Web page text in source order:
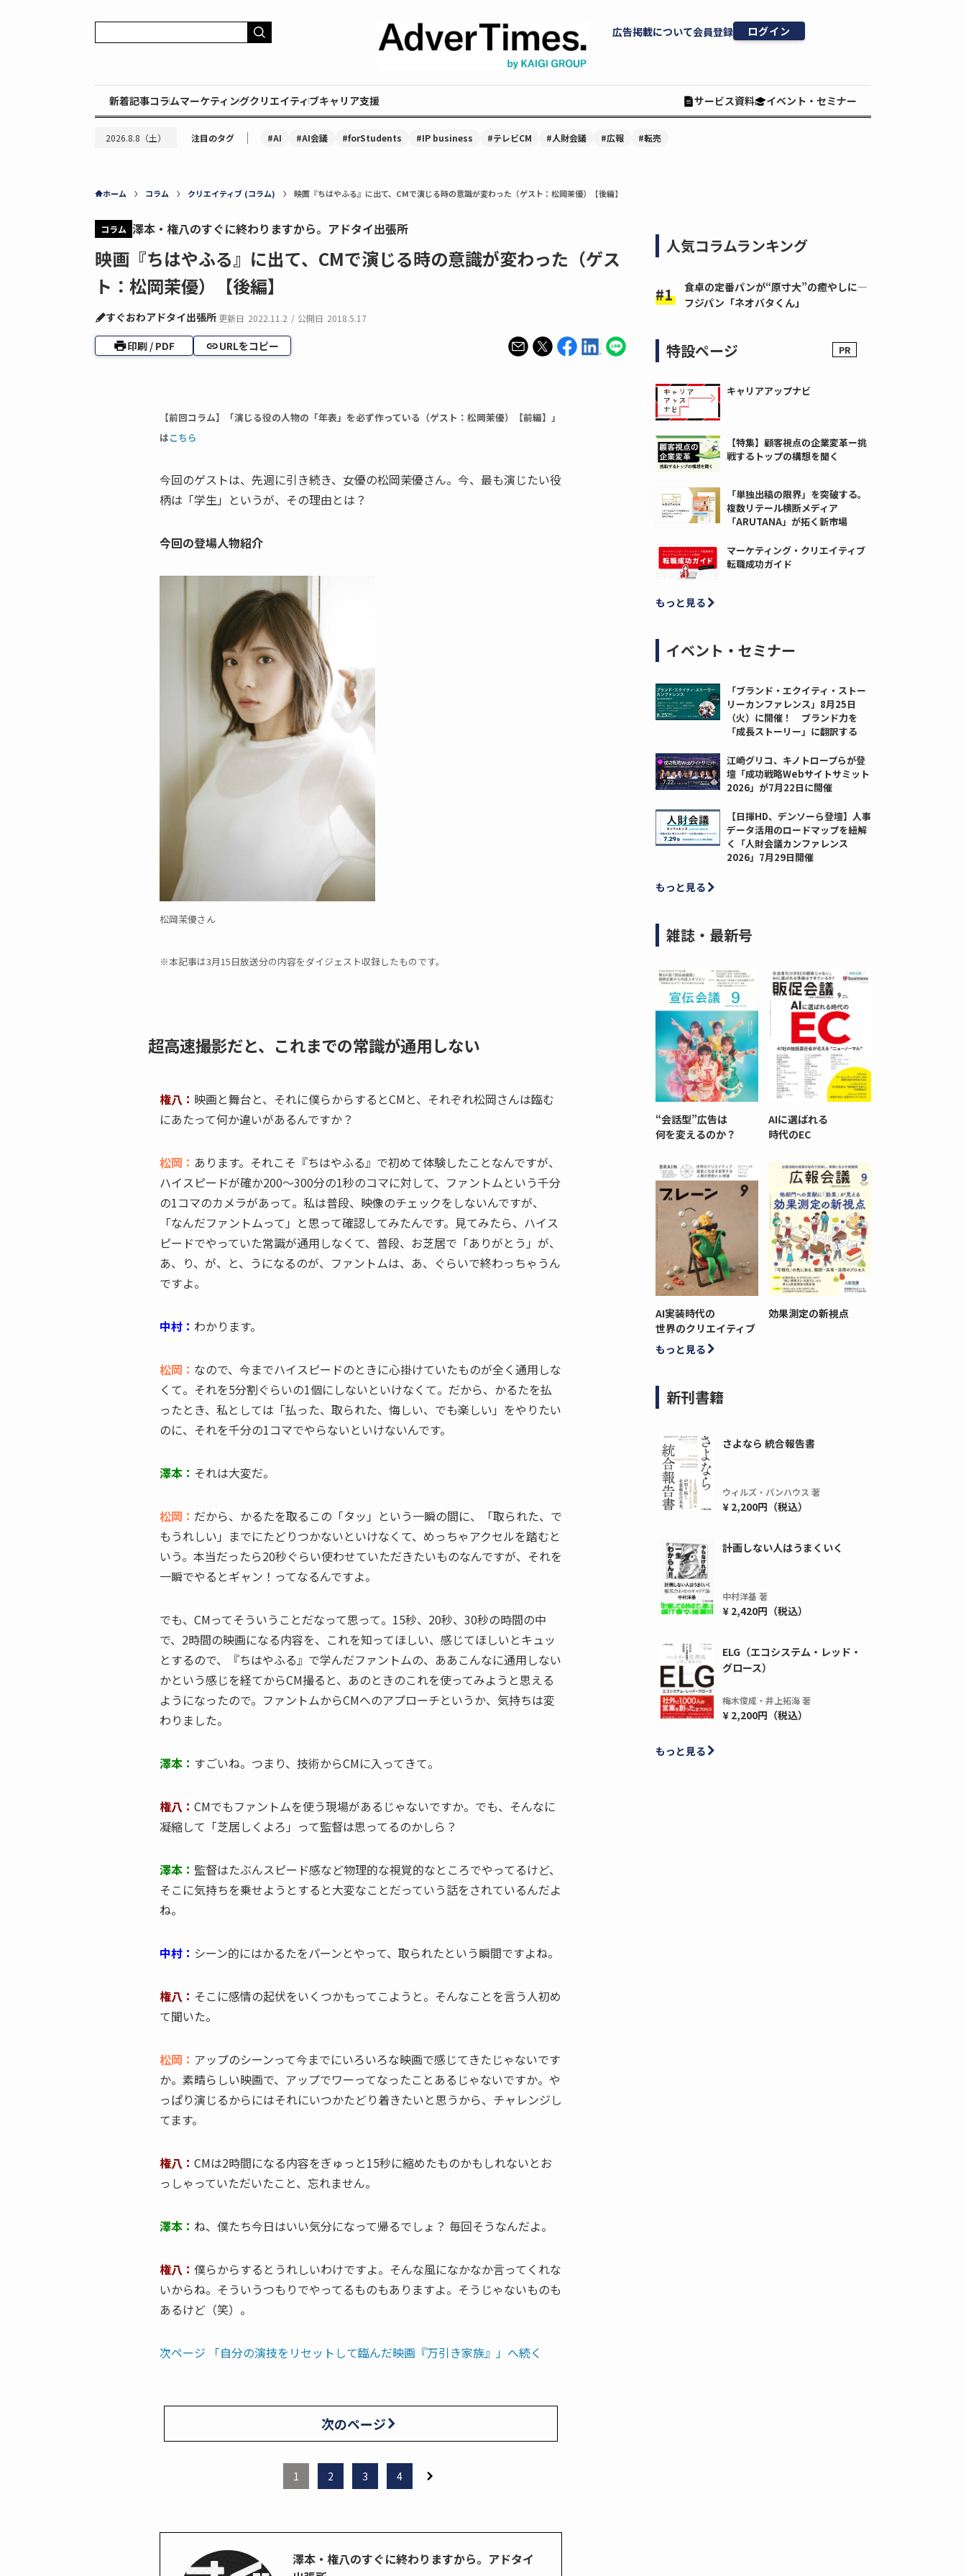
広告掲載について会員登録 ログイン
新着記事コラムマーケティングクリエイティブキャリア支援 サービス資料 イベント・セミナー
2026.8.8（土） 注目のタグ ｜ #AI #AI会議 #forStudents #IP business #テレビCM #人財会議 #広報 #転売
ホーム コラム クリエイティブ (コラム) 映画『ちはやふる』に出て、CMで演じる時の意識が変わった（ゲスト：松岡茉優）【後編】
コラム 澤本・権八のすぐに終わりますから。アドタイ出張所
映画『ちはやふる』に出て、CMで演じる時の意識が変わった（ゲス
ト：松岡茉優）【後編】
すぐおわアドタイ出張所 更新日 2022.11.2 / 公開日 2018.5.17
印刷 / PDF URLをコピー
【前回コラム】「演じる役の人物の「年表」を必ず作っている（ゲスト：松岡茉優）【前編】」
はこちら
今回のゲストは、先週に引き続き、女優の松岡茉優さん。今、最も演じたい役
柄は「学生」というが、その理由とは？
今回の登場人物紹介
松岡茉優さん
※本記事は3月15日放送分の内容をダイジェスト収録したものです。
超高速撮影だと、これまでの常識が通用しない
権八： 映画と舞台と、それに僕らからするとCMと、それぞれ松岡さんは臨む
にあたって何か違いがあるんですか？
松岡： あります。それこそ『ちはやふる』で初めて体験したことなんですが、
ハイスピードが確か200～300分の1秒のコマに対して、ファントムという千分
の1コマのカメラがあって。私は普段、映像のチェックをしないんですが、
「なんだファントムって」と思って確認してみたんです。見てみたら、ハイス
ピードでやっていた常識が通用しなくて、普段、お芝居で「ありがとう」が、
あ、り、が、と、うになるのが、ファントムは、あ、ぐらいで終わっちゃうん
ですよ。
中村： わかります。
松岡： なので、今までハイスピードのときに心掛けていたものが全く通用しな
くて。それを5分割ぐらいの1個にしないといけなくて。だから、かるたを払
ったとき、私としては「払った、取られた、悔しい、でも楽しい」をやりたい
のに、それを千分の1コマでやらないといけないんです。
澤本： それは大変だ。
松岡： だから、かるたを取るこの「タッ」という一瞬の間に、「取られた、で
もうれしい」までにたどりつかないといけなくて、めっちゃアクセルを踏むと
いう。本当だったら20秒ぐらい使わせていただきたいものなんですが、それを
一瞬でやるとギャン！ってなるんですよ。
でも、CMってそういうことだなって思って。15秒、20秒、30秒の時間の中
で、2時間の映画になる内容を、これを知ってほしい、感じてほしいとキュッ
とするので、『ちはやふる』で学んだファントムの、ああこんなに通用しない
かという感じを経てからCM撮ると、あのときのこれを使ってみようと思える
ようになったので。ファントムからCMへのアプローチというか、気持ちは変
わりました。
澤本： すごいね。つまり、技術からCMに入ってきて。
権八： CMでもファントムを使う現場があるじゃないですか。でも、そんなに
凝縮して「芝居しくよろ」って監督は思ってるのかしら？
澤本： 監督はたぶんスピード感など物理的な視覚的なところでやってるけど、
そこに気持ちを乗せようとすると大変なことだっていう話をされているんだよ
ね。
中村： シーン的にはかるたをパーンとやって、取られたという瞬間ですよね。
権八： そこに感情の起伏をいくつかもってこようと。そんなことを言う人初め
て聞いた。
松岡： アップのシーンって今までにいろいろな映画で感じてきたじゃないです
か。素晴らしい映画で、アップでワーってなったことあるじゃないですか。や
っぱり演じるからにはそれにいつかたどり着きたいと思うから、チャレンジし
てます。
権八： CMは2時間になる内容をぎゅっと15秒に縮めたものかもしれないとお
っしゃっていただいたこと、忘れません。
澤本： ね、僕たち今日はいい気分になって帰るでしょ？ 毎回そうなんだよ。
権八： 僕らからするとうれしいわけですよ。そんな風になかなか言ってくれな
いからね。そういうつもりでやってるものもありますよ。そうじゃないものも
あるけど（笑）。
次ページ 「自分の演技をリセットして臨んだ映画『万引き家族』」へ続く
次のページ
1 2 3 4
澤本・権八のすぐに終わりますから。アドタイ
人気コラムランキング
食卓の定番パンが“原寸大”の癒やしに―
フジパン「ネオバタくん」
特設ページ
キャリアアップナビ
【特集】顧客視点の企業変革ー挑
戦するトップの構想を聞く
「単独出稿の限界」を突破する。
複数リテール横断メディア
「ARUTANA」が拓く新市場
マーケティング・クリエイティブ
転職成功ガイド
もっと見る
イベント・セミナー
「ブランド・エクイティ・ストー
リーカンファレンス」8月25日
（火）に開催！ ブランド力を
「成長ストーリー」に翻訳する
江崎グリコ、キノトロープらが登
壇「成功戦略Webサイトサミット
2026」が7月22日に開催
【日揮HD、デンソーら登壇】人事
データ活用のロードマップを紐解
く「人財会議カンファレンス
2026」7月29日開催
もっと見る
雑誌・最新号
“会話型”広告は
何を変えるのか？
AIに選ばれる
時代のEC
AI実装時代の
世界のクリエイティブ
効果測定の新視点
もっと見る
新刊書籍
さよなら 統合報告書
ウィルズ・パンハウス 著
¥ 2,200円（税込）
計画しない人はうまくいく
中村洋基 著
¥ 2,420円（税込）
ELG（エコシステム・レッド・
グロース）
梅木俊成・井上拓海 著
¥ 2,200円（税込）
もっと見る